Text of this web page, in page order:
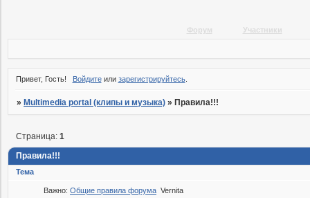
Форум Участники
Привет, Гость! Войдитеили зарегистрируйтесь.
» Multimedia portal (клипы и музыка) » Правила!!!
Правила!!!
Страница:1
Тема
Важно: Общие правила форума Vernita